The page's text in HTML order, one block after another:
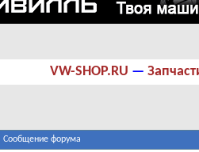
VW-SHOP.RU —
Сообщение форума